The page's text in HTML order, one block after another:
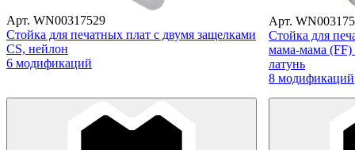
Арт. WN00317529
Стойка для печатных плат с двумя защелками
CS, нейлон
6 модификаций
Арт.
Стойка для
мама-мама (FF)
латунь
8 модификаций